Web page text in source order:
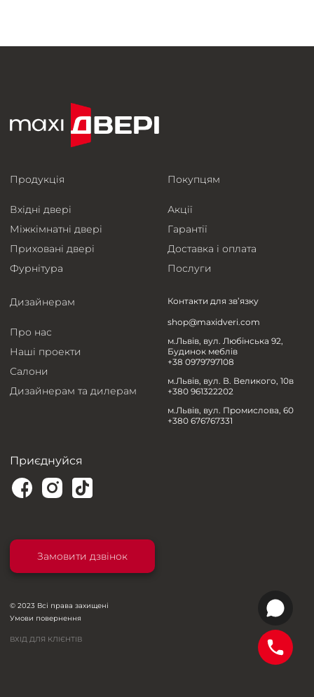
Продукція
Вхідні двері
Міжкімнатні двері
Приховані двері
Фурнітура
Покупцям
Акції
Гарантії
Доставка і оплата
Послуги
Дизайнерам
Про нас
Наші проекти
Салони
Дизайнерам та дилерам
Контакти для зв’язку
shop@maxidveri.com
м.Львів, вул. Любінська 92,
Будинок меблів
+38 0979797108
м.Львів, вул. В. Великого, 10в
+380 961322202
м.Львів, вул. Промислова, 60
+380 676767331
Приєднуйся
Замовити дзвінок
© 2023 Всі права захищені
Умови повернення
ВХІД ДЛЯ КЛІЄНТІВ